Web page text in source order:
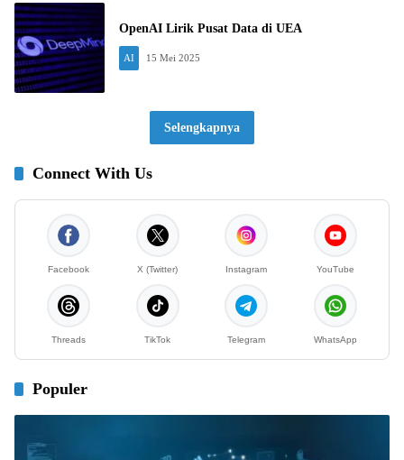
OpenAI Lirik Pusat Data di UEA
AI 15 Mei 2025
Selengkapnya
Connect With Us
Facebook X (Twitter) Instagram YouTube
Threads TikTok Telegram WhatsApp
Populer